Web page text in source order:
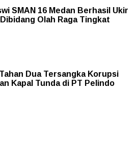
SMAN 16 Medan Berhasil Ukir
Olah Raga Tingkat
Dua Tersangka Korupsi
Kapal Tunda di PT Pelindo